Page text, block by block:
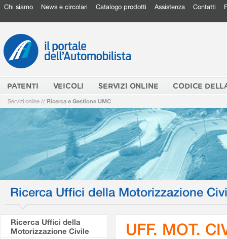
Chi siamo News e circolari Catalogo prodotti Assistenza Contatti
PATENTI VEICOLI SERVIZI ONLINE CODICE
Servizi online // Ricerca e Gestione UMC
Ricerca Uffici della Motorizzazione
Ricerca Uffici della
Motorizzazione Civile
UFF. MOT.